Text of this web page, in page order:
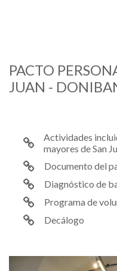
PACTO
JUAN -
Actividades
mayores de San
Documento del
Diagnóstico de
Programa de
Decálogo